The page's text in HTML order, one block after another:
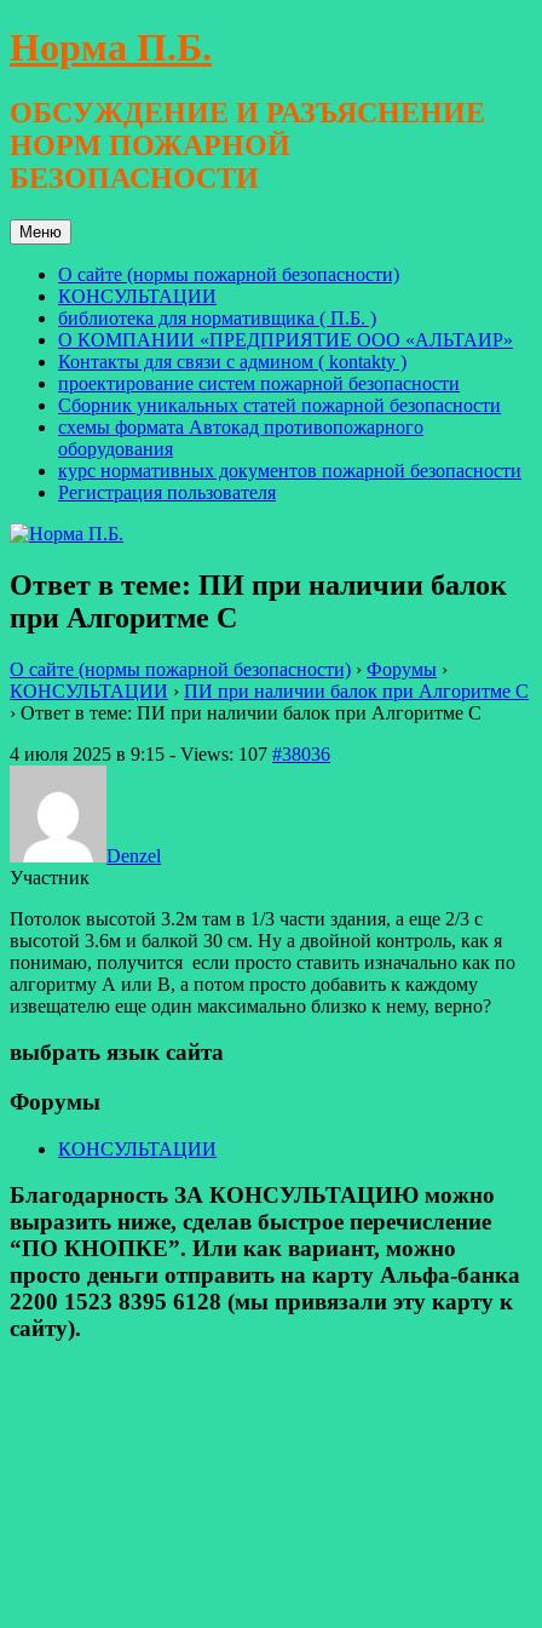
Перейти
к
Норма П.Б.
ОБСУЖДЕНИЕ И РАЗЪЯСНЕНИЕ
НОРМ ПОЖАРНОЙ
БЕЗОПАСНОСТИ
Меню
О сайте (нормы пожарной безопасности)
КОНСУЛЬТАЦИИ
библиотека для нормативщика ( П.Б. )
О КОМПАНИИ «ПРЕДПРИЯТИЕ ООО «АЛЬТАИР»
Контакты для связи с админом ( kontakty )
проектирование систем пожарной безопасности
Сборник уникальных статей пожарной безопасности
схемы формата Автокад противопожарного
оборудования
курс нормативных документов пожарной безопасности
Регистрация пользователя
Ответ в теме: ПИ при наличии балок
при Алгоритме С
О сайте (нормы пожарной безопасности) › Форумы ›
КОНСУЛЬТАЦИИ › ПИ при наличии балок при Алгоритме С
› Ответ в теме: ПИ при наличии балок при Алгоритме С
4 июля 2025 в 9:15 - Views: 107 #38036
Denzel
Участник
Потолок высотой 3.2м там в 1/3 части здания, а еще 2/3 с
высотой 3.6м и балкой 30 см. Ну а двойной контроль, как я
понимаю, получится если просто ставить изначально как по
алгоритму А или В, а потом просто добавить к каждому
извещателю еще один максимально близко к нему, верно?
выбрать язык сайта
Форумы
КОНСУЛЬТАЦИИ
Благодарность ЗА КОНСУЛЬТАЦИЮ можно
выразить ниже, сделав быстрое перечисление
“ПО КНОПКЕ”. Или как вариант, можно
просто деньги отправить на карту Альфа-банка
2200 1523 8395 6128 (мы привязали эту карту к
сайту).